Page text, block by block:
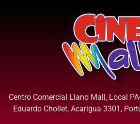
Centro Comercial Llano Mall, Local
Eduardo Chollet, Acarigua 3301,